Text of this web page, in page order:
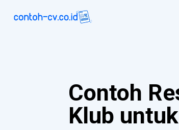
Contoh
Klub